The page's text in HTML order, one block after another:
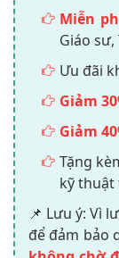
Miễn
Giáo
Ưu đãi
Giảm
Giảm
Tặng
kỹ thuật
📌 Lưu ý: Vì
để đảm bảo